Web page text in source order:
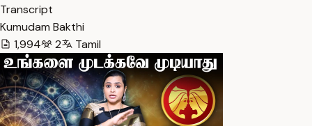
Transcript
Kumudam Bakthi
1,994
2 Tamil